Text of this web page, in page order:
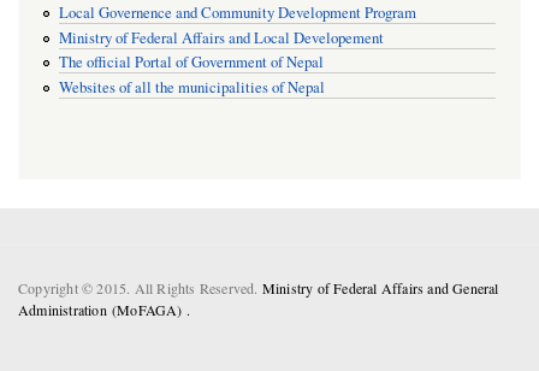
Local Governence and Community Development Program
Ministry of Federal Affairs and Local Developement
The official Portal of Government of Nepal
Websites of all the municipalities of Nepal
Copyright © 2015. All Rights Reserved. Ministry of Federal Affairs and General
Administration (MoFAGA) .